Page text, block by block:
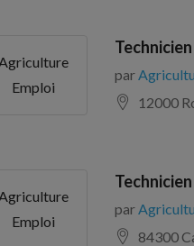
Emploi
par
12000
Emploi
par
84300